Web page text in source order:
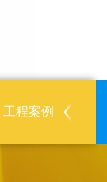
工程案例